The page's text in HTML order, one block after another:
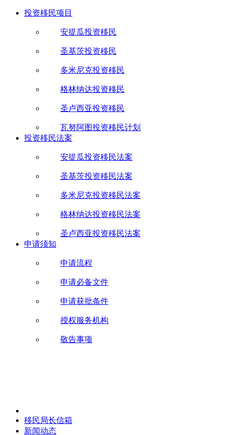
投资移民项目
安提瓜投资移民
圣基茨投资移民
多米尼克投资移民
格林纳达投资移民
圣卢西亚投资移民
瓦努阿图投资移民计划
投资移民法案
安提瓜投资移民法案
圣基茨投资移民法案
多米尼克投资移民法案
格林纳达投资移民法案
圣卢西亚投资移民法案
申请须知
申请流程
申请必备文件
申请获批条件
授权服务机构
敬告事项
移民局长信箱
新闻动态